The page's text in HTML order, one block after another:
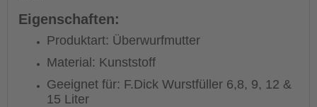
Eigenschaften:
Produktart: Überwurfmutter
Material: Kunststoff
Geeignet für: F.Dick Wurstfüller 6,8, 9, 12 &
15 Liter